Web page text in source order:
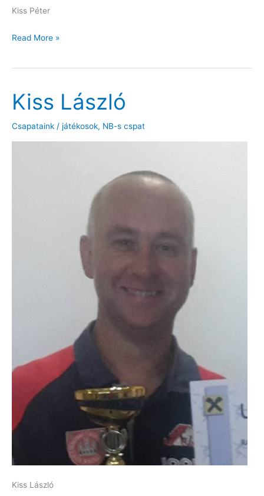
Kiss Péter
Kiss
Read More »
Kiss László
Csapataink / játékosok, NB-s cspat
Kiss László